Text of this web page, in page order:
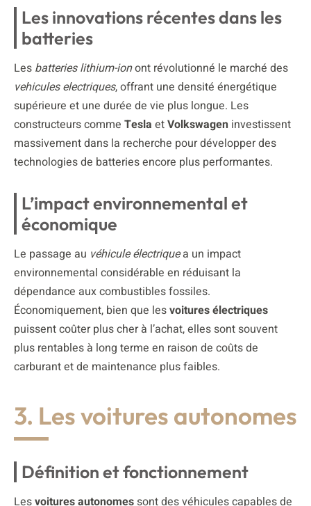
Les innovations récentes dans les
batteries
Les batteries lithium-ionont révolutionné le marché des
vehicules electriques, offrant une densité énergétique
supérieure et une durée de vie plus longue. Les
constructeurs comme Tesla etVolkswagen investissent
massivement dans la recherche pour développer des
technologies de batteries encore plus performantes.
L’impact environnemental et
économique
Le passage au véhicule électriquea un impact
environnemental considérable en réduisant la
dépendance aux combustibles fossiles.
Économiquement, bien que lesvoitures électriques
puissent coûter plus cher à l’achat, elles sont souvent
plus rentables à long terme en raison de coûts de
carburant et de maintenance plus faibles.
3. Les voitures autonomes
Définition et fonctionnement
Lesvoitures autonomes sont des véhicules capables de